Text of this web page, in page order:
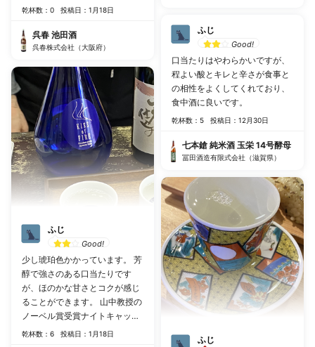
乾杯数：0 投稿日：1月18日
呉春 池田酒
呉春株式会社（大阪府）
ふじ
Good!
少し琥珀色かかっています。 芳
醇で強さのある口当たりです
が、ほのかな甘さとコクが感じ
ることができます。 山中教授の
ノーベル賞受賞ナイトキャップ
パーティでも振る舞われたお酒
乾杯数：6 投稿日：1月18日
ふじ
Good!
口当たりはやわらかいですが、
程よい酸とキレと辛さが食事と
の相性をよくしてくれており、
食中酒に良いです。
乾杯数：5 投稿日：12月30日
七本鎗 純米酒 玉栄 14号酵母
冨田酒造有限式会社（滋賀県）
ふじ